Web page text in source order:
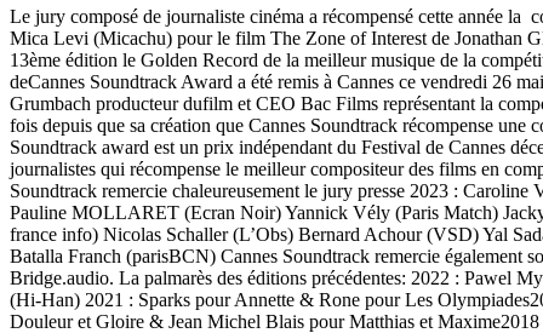
Le jury composé de journaliste cinéma a récompensé cette année la
Mica Levi (Micachu) pour le film The Zone of Interest de Jonathan
13ème édition le Golden Record de la meilleur musique de la
deCannes Soundtrack Award a été remis à Cannes ce vendredi 26
Grumbach producteur dufilm et CEO Bac Films représentant la
fois depuis que sa création que Cannes Soundtrack récompense une
Soundtrack award est un prix indépendant du Festival de Cannes
journalistes qui récompense le meilleur compositeur des films en
Soundtrack remercie chaleureusement le jury presse 2023 : Caroline
Pauline MOLLARET (Ecran Noir) Yannick Vély (Paris Match)
france info) Nicolas Schaller (L’Obs) Bernard Achour (VSD) Yal
Batalla Franch (parisBCN) Cannes Soundtrack remercie également
Bridge.audio. La palmarès des éditions précédentes: 2022 : Pawel
(Hi-Han) 2021 : Sparks pour Annette & Rone pour Les
Douleur et Gloire & Jean Michel Blais pour Matthias et